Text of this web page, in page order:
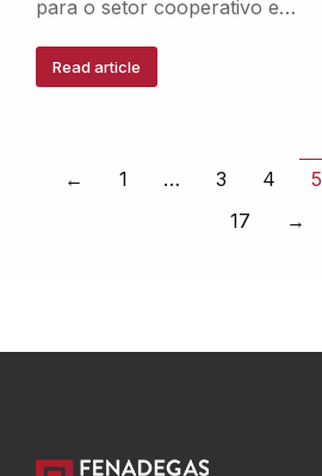
para o setor cooperativo e…
Read article
← 1 … 3 4 5
17
→